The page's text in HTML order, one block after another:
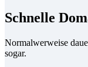
Schnelle
Normalwerweise
sogar.